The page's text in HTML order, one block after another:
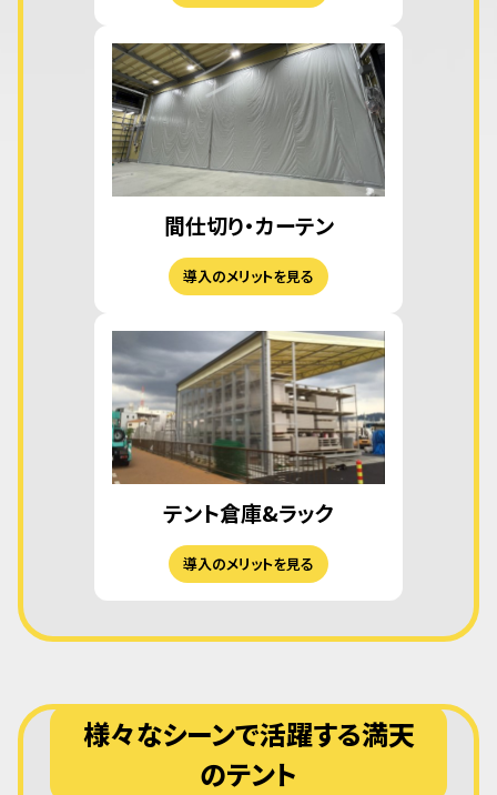
間仕切り・カーテン
導入のメリットを見る
テント倉庫&ラック
導入のメリットを見る
様々なシーンで活躍する満天
のテント